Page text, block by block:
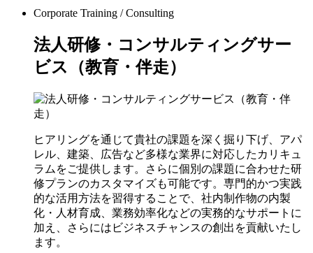
Corporate Training / Consulting
法人研修・コンサルティングサー
ビス（教育・伴走）
ヒアリングを通じて貴社の課題を深く掘り下げ、アパ
レル、建築、広告など多様な業界に対応したカリキュ
ラムをご提供します。さらに個別の課題に合わせた研
修プランのカスタマイズも可能です。専門的かつ実践
的な活用方法を習得することで、社内制作物の内製
化・人材育成、業務効率化などの実務的なサポートに
加え、さらにはビジネスチャンスの創出を貢献いたし
ます。